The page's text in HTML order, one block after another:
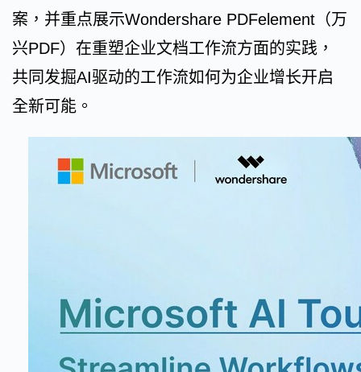
案，并重点展示Wondershare PDFelement（万
兴PDF）在重塑企业文档工作流方面的实践，
共同发掘AI驱动的工作流如何为企业增长开启
全新可能。